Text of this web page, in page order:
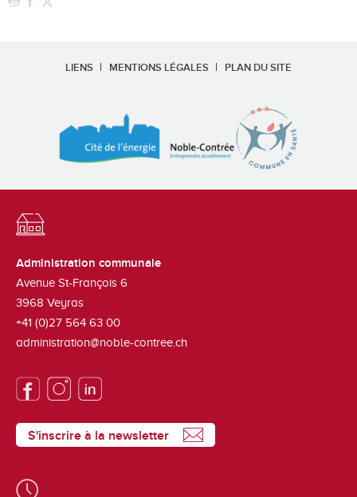
LIENS MENTIONS LÉGALES PLAN DU SITE
Administration communale
Avenue St-François 6
3968 Veyras
+41 (0)27 564 63 00
administration@noble-contree.ch
S'inscrire à la newsletter